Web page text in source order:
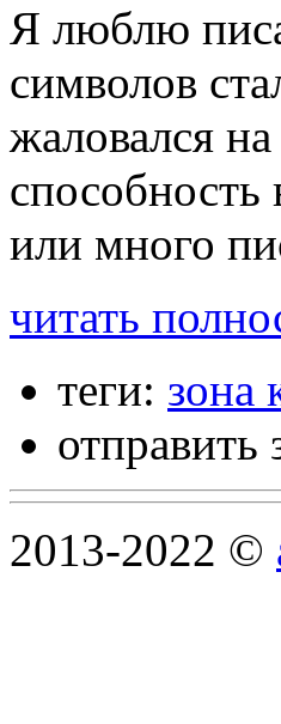
Я люблю
символов
жаловался
или много
читать
теги: зона
отправить
2013-2022 ©